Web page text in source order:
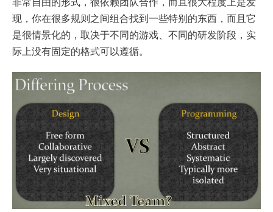
现，你在很多规则之间组合找到一些特别的东西，而且它
是很情景化的，取决于不同的游戏、不同的研发阶段，实
际上没有固定的格式可以遵循。